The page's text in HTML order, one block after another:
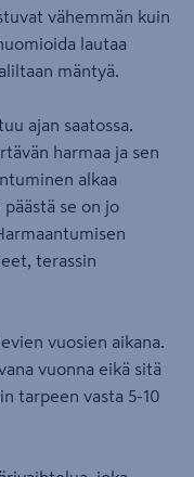
vähemmän kuin
lautaa
mäntyä.
ajan saatossa.
harmaa ja sen
alkaa
se on jo
terassin
vuosien aikana.
vuonna eikä sitä
tarpeen vasta 5-10